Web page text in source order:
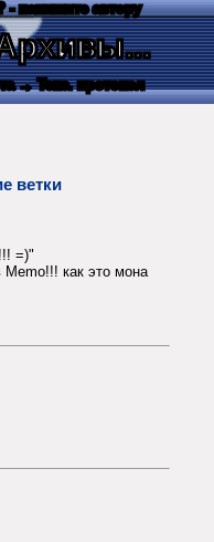
- напишите автору
→ Текс. протокол
ветки
=)"
как это мона